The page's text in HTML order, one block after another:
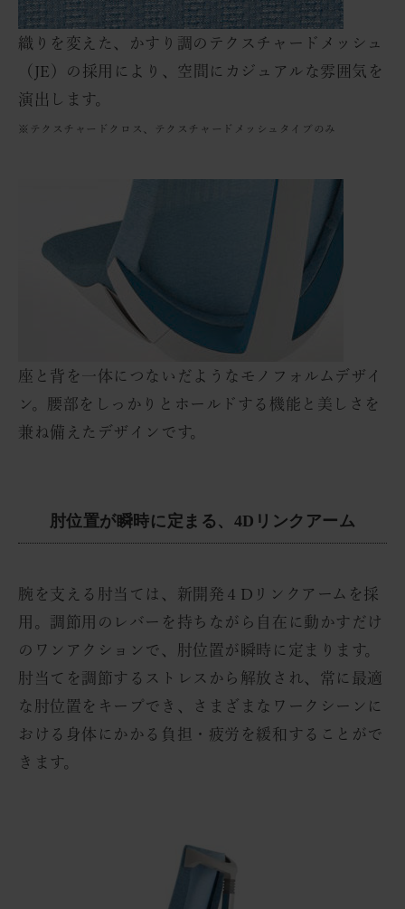
織りを変えた、かすり調のテクスチャードメッシュ
（JE）の採用により、空間にカジュアルな雰囲気を
演出します。
※テクスチャードクロス、テクスチャードメッシュタイプのみ
座と背を一体につないだようなモノフォルムデザイ
ン。腰部をしっかりとホールドする機能と美しさを
兼ね備えたデザインです。
肘位置が瞬時に定まる、4Dリンクアーム
腕を支える肘当ては、新開発４Dリンクアームを採
用。調節用のレバーを持ちながら自在に動かすだけ
のワンアクションで、肘位置が瞬時に定まります。
肘当てを調節するストレスから解放され、常に最適
な肘位置をキープでき、さまざまなワークシーンに
おける身体にかかる負担・疲労を緩和することがで
きます。